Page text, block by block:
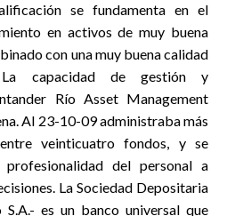
se fundamenta en el
en activos de muy buena
con una muy buena calidad
La capacidad de gestión y
Río Asset Management
Al 23-10-09 administraba más
veinticuatro fondos, y se
del personal a
La Sociedad Depositaria
S.A.- es un banco universal que